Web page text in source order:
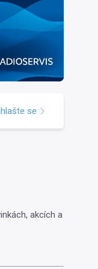
se
akcích a